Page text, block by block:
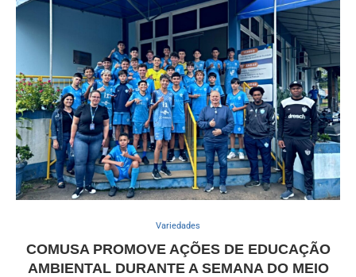
Variedades
COMUSA PROMOVE AÇÕES DE EDUCAÇÃO
AMBIENTAL DURANTE A SEMANA DO MEIO